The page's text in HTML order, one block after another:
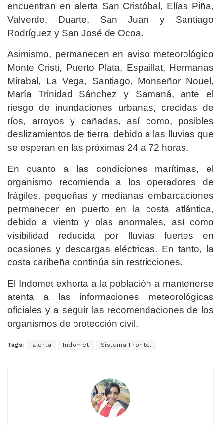
encuentran en alerta San Cristóbal, Elías Piña,
Valverde, Duarte, San Juan y Santiago
Rodríguez y San José de Ocoa.
Asimismo, permanecen en aviso meteorológico
Monte Cristi, Puerto Plata, Espaillat, Hermanas
Mirabal, La Vega, Santiago, Monseñor Nouel,
María Trinidad Sánchez y Samaná, ante el
riesgo de inundaciones urbanas, crecidas de
ríos, arroyos y cañadas, así como, posibles
deslizamientos de tierra, debido a las lluvias que
se esperan en las próximas 24 a 72 horas.
En cuanto a las condiciones marítimas, el
organismo recomienda a los operadores de
frágiles, pequeñas y medianas embarcaciones
permanecer en puerto en la costa atlántica,
debido a viento y olas anormales, así como
visibilidad reducida por lluvias fuertes en
ocasiones y descargas eléctricas. En tanto, la
costa caribeña continúa sin restricciones.
El Indomet exhorta a la población a mantenerse
atenta a las informaciones meteorológicas
oficiales y a seguir las recomendaciones de los
organismos de protección civil.
Tags: alerta Indomet Sistema Frontal